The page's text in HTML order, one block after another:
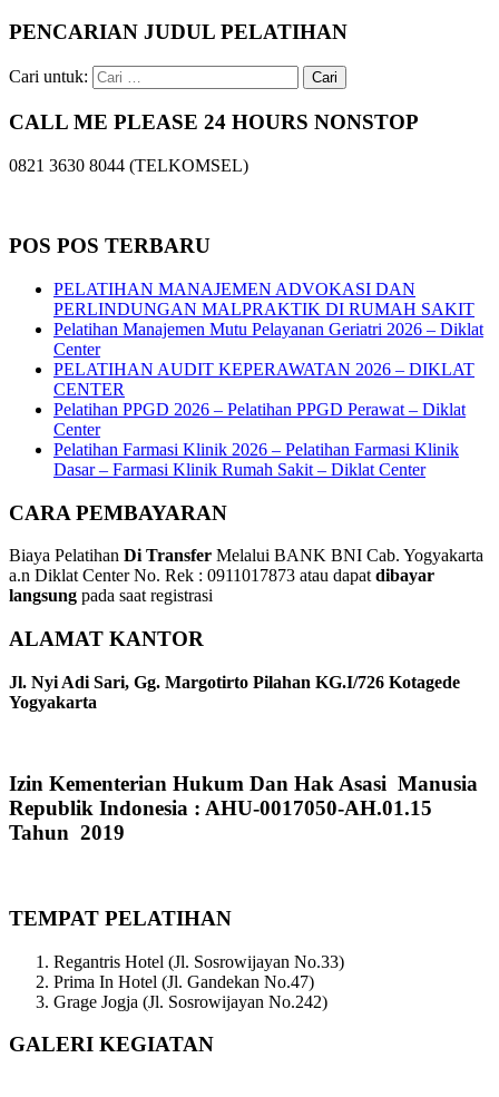
PENCARIAN JUDUL PELATIHAN
Cari untuk:
CALL ME PLEASE 24 HOURS NONSTOP
0821 3630 8044 (TELKOMSEL)
POS POS TERBARU
PELATIHAN MANAJEMEN ADVOKASI DAN
PERLINDUNGAN MALPRAKTIK DI RUMAH SAKIT
Pelatihan Manajemen Mutu Pelayanan Geriatri 2026 – Diklat
Center
PELATIHAN AUDIT KEPERAWATAN 2026 – DIKLAT
CENTER
Pelatihan PPGD 2026 – Pelatihan PPGD Perawat – Diklat
Center
Pelatihan Farmasi Klinik 2026 – Pelatihan Farmasi Klinik
Dasar – Farmasi Klinik Rumah Sakit – Diklat Center
CARA PEMBAYARAN
Biaya Pelatihan Di Transfer Melalui BANK BNI Cab. Yogyakarta
a.n Diklat Center No. Rek : 0911017873 atau dapatdibayar
langsung pada saat registrasi
ALAMAT KANTOR
Jl. Nyi Adi Sari, Gg. Margotirto Pilahan KG.I/726 Kotagede
Yogyakarta
Izin Kementerian Hukum Dan Hak Asasi Manusia
Republik Indonesia : AHU-0017050-AH.01.15
Tahun 2019
TEMPAT PELATIHAN
Regantris Hotel (Jl. Sosrowijayan No.33)
Prima In Hotel (Jl. Gandekan No.47)
Grage Jogja (Jl. Sosrowijayan No.242)
GALERI KEGIATAN